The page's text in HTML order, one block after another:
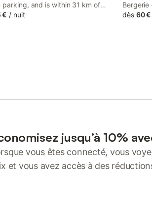
parking, and is within 31 km of
Train Station and 34 km of
€ / nuit
Bergerie
dès 60 €
jusqu’à 10%
vous êtes connecté, vous
et vous avez accès à des